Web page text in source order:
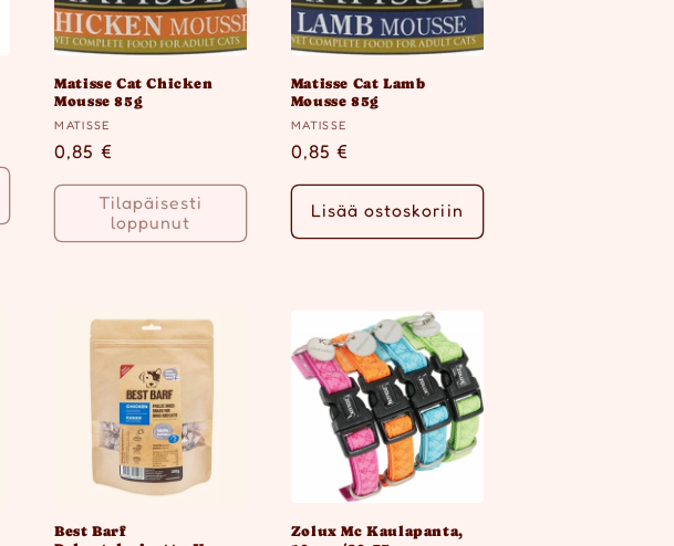
Matisse Cat Chicken
Mousse 85g
Myyjä:
MATISSE
Normaalihinta
0,85 €
Tilapäisesti
loppunut
Matisse Cat Lamb
Mousse 85g
Myyjä:
MATISSE
Normaalihinta
0,85 €
Lisää ostoskoriin
Best Barf
Zolux Mc Kaulapanta,